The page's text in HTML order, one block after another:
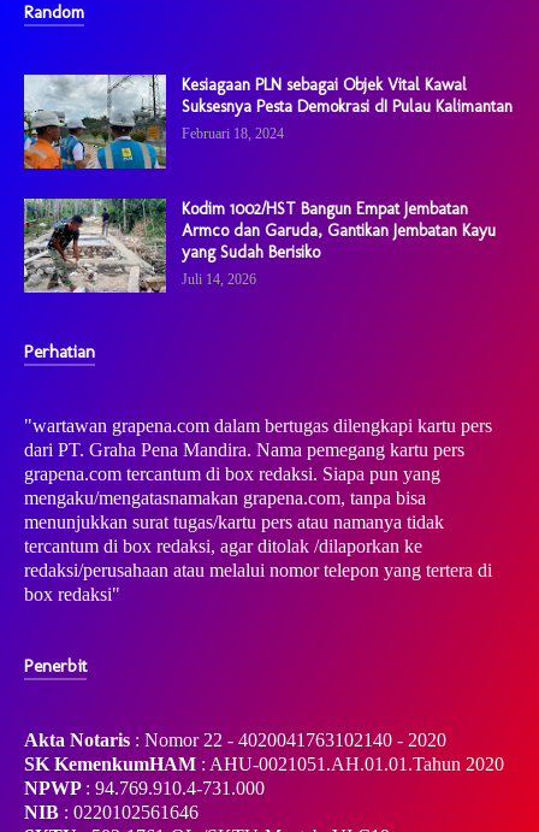
Random
Kesiagaan PLN sebagai Objek Vital Kawal
Suksesnya Pesta Demokrasi dI Pulau Kalimantan
Februari 18, 2024
Kodim 1002/HST Bangun Empat Jembatan
Armco dan Garuda, Gantikan Jembatan Kayu
yang Sudah Berisiko
Juli 14, 2026
Perhatian
"wartawan grapena.com dalam bertugas dilengkapi kartu pers
dari PT. Graha Pena Mandira. Nama pemegang kartu pers
grapena.com tercantum di box redaksi. Siapa pun yang
mengaku/mengatasnamakan grapena.com, tanpa bisa
menunjukkan surat tugas/kartu pers atau namanya tidak
tercantum di box redaksi, agar ditolak /dilaporkan ke
redaksi/perusahaan atau melalui nomor telepon yang tertera di
box redaksi"
Penerbit
Akta Notaris : Nomor 22 - 4020041763102140 - 2020
SK KemenkumHAM : AHU-0021051.AH.01.01.Tahun 2020
NPWP : 94.769.910.4-731.000
NIB : 0220102561646